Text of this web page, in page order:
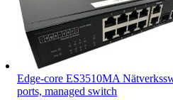
Edge-core ES3510MA
ports, managed switch